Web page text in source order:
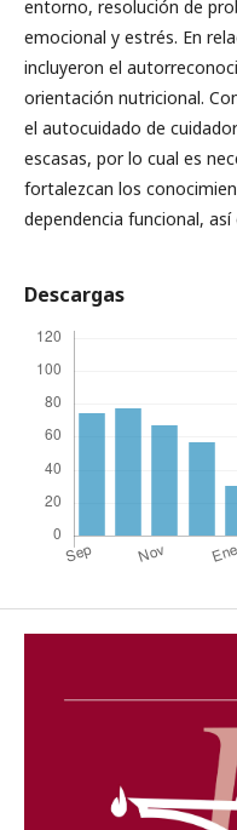
entorno, resolución de
emocional y estrés. En
incluyeron el
orientación nutricional.
el autocuidado de
escasas, por lo cual es
fortalezcan los
dependencia funcional,
Descargas